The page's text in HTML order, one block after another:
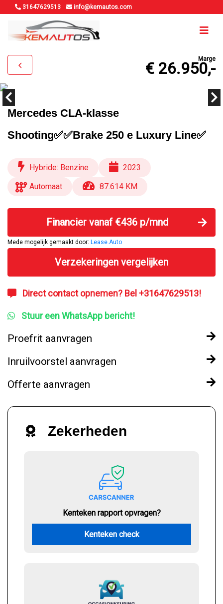
31647629513 info@kemautos.com
Marge
€ 26.950,-
Mercedes CLA-klasse
Shooting✅✅Brake 250 e Luxury Line✅
Hybride: Benzine
2023
Automaat
87.614 KM
Financier vanaf €436 p/mnd
Mede mogelijk gemaakt door: Lease.Auto
Verzekeringen vergelijken
Direct contact opnemen? Bel +31647629513!
Stuur een WhatsApp bericht!
Proefrit aanvragen
Inruilvoorstel aanvragen
Offerte aanvragen
Zekerheden
Kenteken rapport opvragen?
Kenteken check